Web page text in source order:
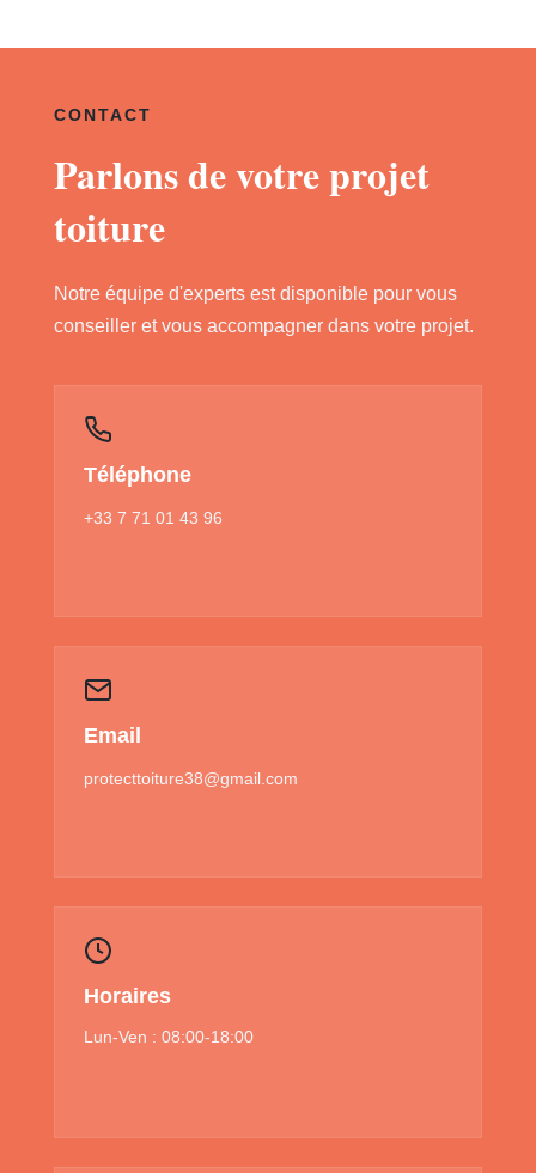
CONTACT
Parlons de votre projet
toiture
Notre équipe d'experts est disponible pour vous
conseiller et vous accompagner dans votre projet.
Téléphone
+33 7 71 01 43 96
Email
protecttoiture38@gmail.com
Horaires
Lun-Ven : 08:00-18:00